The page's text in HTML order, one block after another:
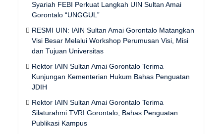
Syariah FEBI Perkuat Langkah UIN Sultan Amai
Gorontalo “UNGGUL”
RESMI UIN: IAIN Sultan Amai Gorontalo Matangkan
Visi Besar Melalui Workshop Perumusan Visi, Misi
dan Tujuan Universitas
Rektor IAIN Sultan Amai Gorontalo Terima
Kunjungan Kementerian Hukum Bahas Penguatan
JDIH
Rektor IAIN Sultan Amai Gorontalo Terima
Silaturahmi TVRI Gorontalo, Bahas Penguatan
Publikasi Kampus